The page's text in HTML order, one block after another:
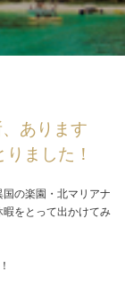
あります
ました！
の楽園・北マリアナ
をとって出かけてみ